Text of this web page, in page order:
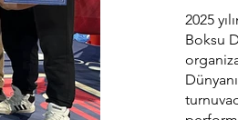
2025
Boksu